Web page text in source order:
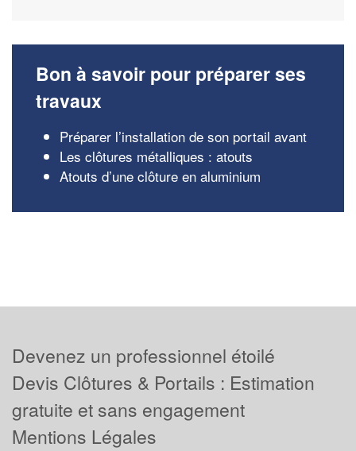
Bon à savoir pour préparer ses
travaux
Préparer l’installation de son portail avant
Les clôtures métalliques : atouts
Atouts d’une clôture en aluminium
Devenez un professionnel étoilé
Devis Clôtures & Portails : Estimation
gratuite et sans engagement
Mentions Légales